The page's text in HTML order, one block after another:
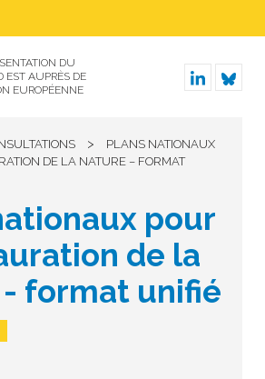
DU
EST AUPRÈS DE
EUROPÉENNE
>
PLANS NATIONAUX
DE LA NATURE – FORMAT
pour
de la
format unifié